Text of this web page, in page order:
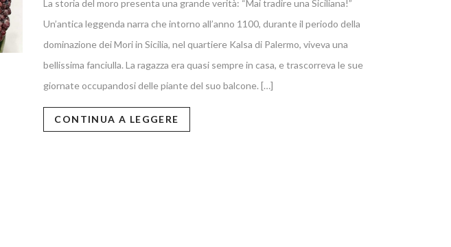
La storia del moro presenta una grande verità: “Mai tradire una Siciliana!”
Un’antica leggenda narra che intorno all’anno 1100, durante il periodo della
dominazione dei Mori in Sicilia, nel quartiere Kalsa di Palermo, viveva una
bellissima fanciulla. La ragazza era quasi sempre in casa, e trascorreva le sue
giornate occupandosi delle piante del suo balcone. […]
CONTINUA A LEGGERE